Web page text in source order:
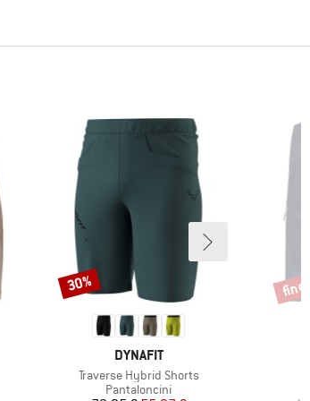
MARCHIO
DYNAFIT
Articolo
Traverse Hybrid Shorts
Gruppo di prodotti
Pantaloncini
Sconto
30% fino